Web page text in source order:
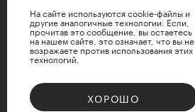
На сайте используются cookie-файлы и
другие аналогичные технологии. Если,
прочитав это сообщение, вы остаетесь
на нашем сайте, это означает, что вы не
возражаете против использования этих
технологий.
ХОРОШО